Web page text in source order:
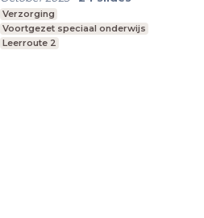
Verzorging
Voortgezet speciaal onderwijs
Leerroute 2